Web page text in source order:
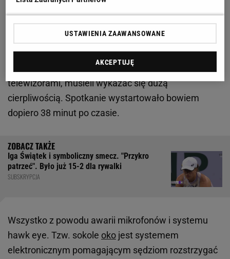
Półfinałowy mecz Indian Wells pomiędzy Sabalenką
a Sakkari zaplanowany był na godzinę 23:00 czasu
polskiego. Zarówno zawodniczki, jak i kibice na
trybunach, a także ci zgromadzeni przed
telewizorami, musieli wykazać się dużą
cierpliwością. Spotkanie wystartowało bowiem
dopiero 38 minut po czasie.
Iga Świątek i symboliczny smecz. "Przykro
patrzeć". Było już 15-2 dla rywalki
SUBSKRYPCJA
Wszystko z powodu awarii mikrofonów i systemu
hawk eye. Tzw. sokole oko jest systemem
elektronicznym pomagającym sędziom rozstrzygać
USTAWIENIA ZAAWANSOWANE
AKCEPTUJĘ